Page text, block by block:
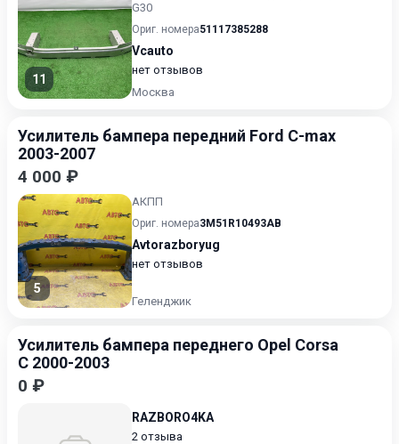
11
G30
Ориг. номера51117385288
Vcauto
нет отзывов
Москва
Усилитель бампера передний Ford C-max
2003-2007
4 000 ₽
5
АКПП
Ориг. номера3M51R10493AB
Avtorazboryug
нет отзывов
Геленджик
Усилитель бампера переднего Opel Corsa
C 2000-2003
0 ₽
RAZBORO4KA
2 отзыва